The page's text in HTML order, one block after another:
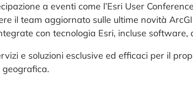
a eventi come l’Esri User
il team aggiornato sulle ultime novità
con tecnologia Esri, incluse software,
e soluzioni esclusive ed efficaci per il